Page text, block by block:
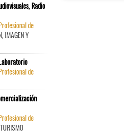
Radio
de
IMAGEN Y
de
de